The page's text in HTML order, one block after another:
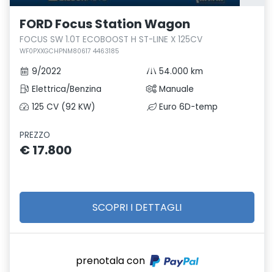
FORD Focus Station Wagon
FOCUS SW 1.0T ECOBOOST H ST-LINE X 125CV
WF0PXXGCHPNM80617 4463185
9/2022
54.000 km
Elettrica/Benzina
Manuale
125 CV (92 KW)
Euro 6D-temp
PREZZO
€ 17.800
SCOPRI I DETTAGLI
prenotala con